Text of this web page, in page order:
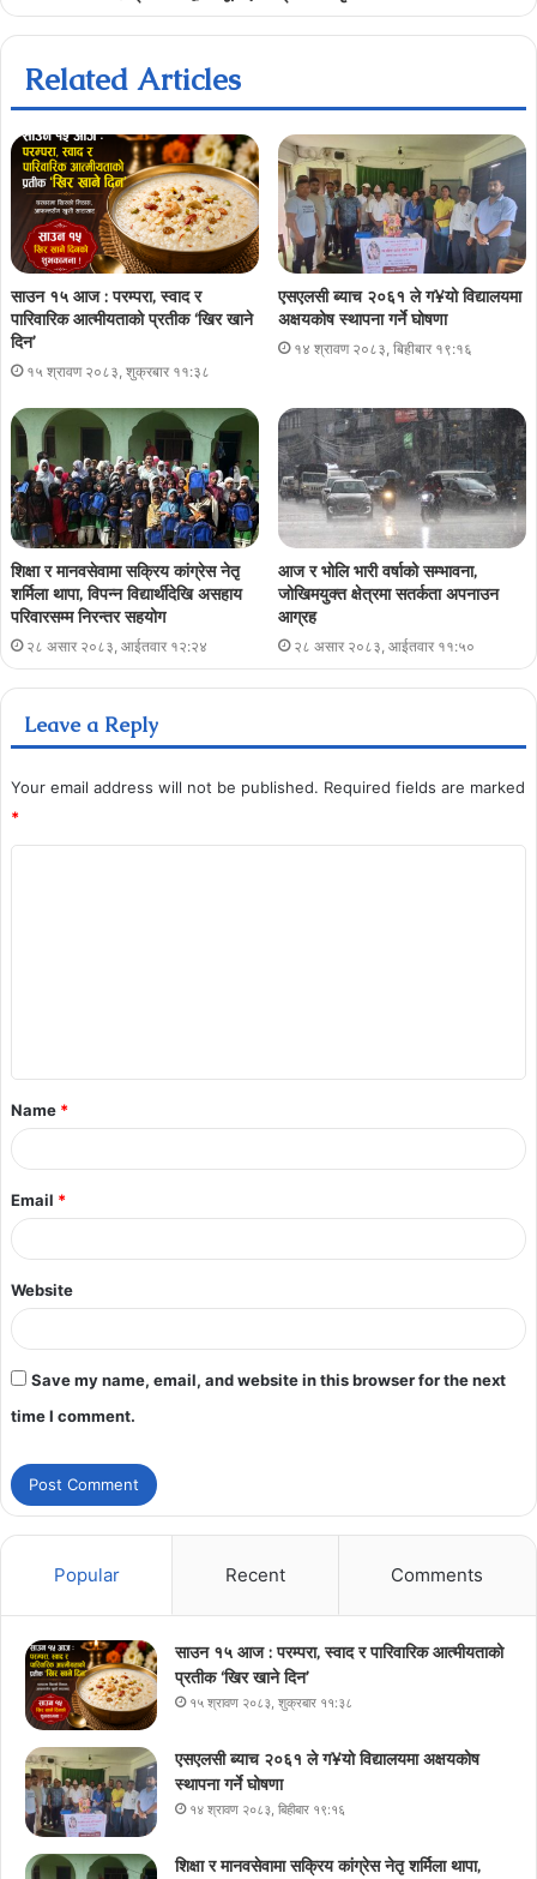
Related Articles
साउन १५ आज : परम्परा, स्वाद र
पारिवारिक आत्मीयताको प्रतीक ‘खिर खाने
दिन’
१५ श्रावण २०८३, शुक्रबार ११:३८
एसएलसी ब्याच २०६१ ले ग¥यो विद्यालयमा
अक्षयकोष स्थापना गर्ने घोषणा
१४ श्रावण २०८३, बिहीबार १९:१६
शिक्षा र मानवसेवामा सक्रिय कांग्रेस नेतृ
शर्मिला थापा, विपन्न विद्यार्थीदेखि असहाय
परिवारसम्म निरन्तर सहयोग
२८ असार २०८३, आईतवार १२:२४
आज र भोलि भारी वर्षाको सम्भावना,
जोखिमयुक्त क्षेत्रमा सतर्कता अपनाउन
आग्रह
२८ असार २०८३, आईतवार ११:५०
Leave a Reply
Your email address will not be published. Required fields are marked
*
Name *
Email *
Website
Save my name, email, and website in this browser for the next
time I comment.
Popular Recent Comments
साउन १५ आज : परम्परा, स्वाद र पारिवारिक आत्मीयताको
प्रतीक ‘खिर खाने दिन’
१५ श्रावण २०८३, शुक्रबार ११:३८
एसएलसी ब्याच २०६१ ले ग¥यो विद्यालयमा अक्षयकोष
स्थापना गर्ने घोषणा
१४ श्रावण २०८३, बिहीबार १९:१६
शिक्षा र मानवसेवामा सक्रिय कांग्रेस नेतृ शर्मिला थापा,